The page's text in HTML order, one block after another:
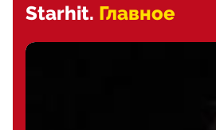
Starhit. Главное